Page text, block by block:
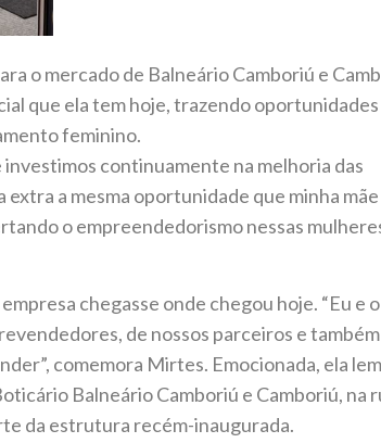
o mercado de Balneário Camboriú e
que ela tem hoje, trazendo oportunidades
feminino.
continuamente na melhoria das
extra a mesma oportunidade que minha
o empreendedorismo nessas
chegasse onde chegou hoje. “Eu e o
de nossos parceiros e
comemora Mirtes. Emocionada, ela
Balneário Camboriú e Camboriú, na
da estrutura recém-inaugurada.